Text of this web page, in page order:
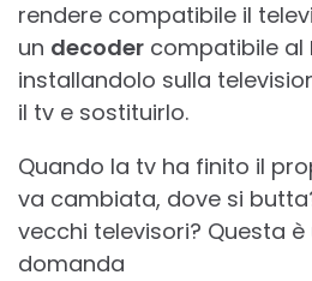
rendere compatibile il
un decoder compatibile al
installandolo sulla
il tv e sostituirlo.
Quando la tv ha finito il
va cambiata, dove si
vecchi televisori? Questa è
domanda